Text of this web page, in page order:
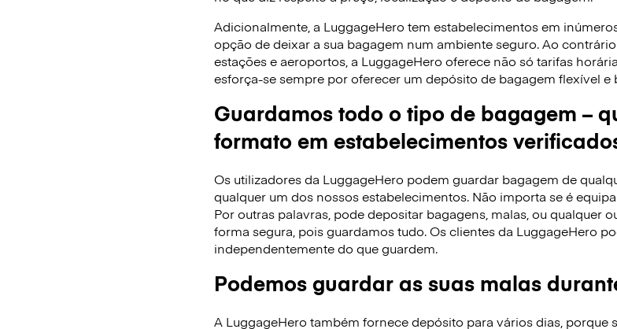
Adicionalmente, a LuggageHero tem estabelecimentos em
opção de deixar a sua bagagem num ambiente seguro. Ao
estações e aeroportos, a LuggageHero oferece não só tarifas
esforça-se sempre por oferecer um depósito de bagagem flexível e
Guardamos todo o tipo de bagagem –
formato em estabelecimentos
Os utilizadores da LuggageHero podem guardar bagagem de
qualquer um dos nossos estabelecimentos. Não importa se é
Por outras palavras, pode depositar bagagens, malas, ou qualquer
forma segura, pois guardamos tudo. Os clientes da LuggageHero
independentemente do que guardem.
Podemos guardar as suas malas
A LuggageHero também fornece depósito para vários dias, porque